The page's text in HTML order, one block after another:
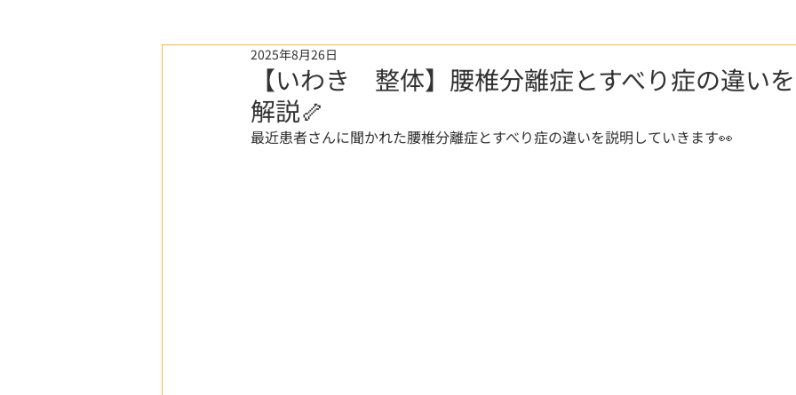
【いわき 整体】腰椎分離症とすべり症の違い
解説🦴
2025年8月26日
最近患者さんに聞かれた腰椎分離症とすべり症の違いを説明していきます👀